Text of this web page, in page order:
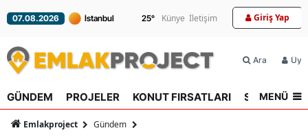
07.08.2026 25° Künye İletişim Giriş Yap
Ara
GÜNDEM PROJELER KONUT FIRSATLARI SEKTÖR
MENÜ
Emlakproject
Gündem